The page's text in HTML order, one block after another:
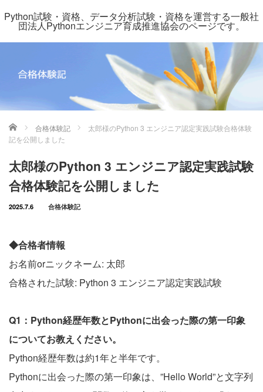
Python試験・資格、データ分析試験・資格を運営する一般社
団法人Pythonエンジニア育成推進協会のページです。
ホーム 合格体験記
太郎様のPython 3 エンジニア認定実践試験合格体験
記を公開しました
太郎様のPython 3 エンジニア認定実践試験
合格体験記を公開しました
2025.7.6 合格体験記
◆合格者情報
お名前orニックネーム: 太郎
合格された試験: Python 3 エンジニア認定実践試験
Q1：Python経歴年数とPythonに出会った際の第一印象
についてお教えください。
Python経歴年数は約1年と半年です。
Pythonに出会った際の第一印象は、”Hello World”と文字列